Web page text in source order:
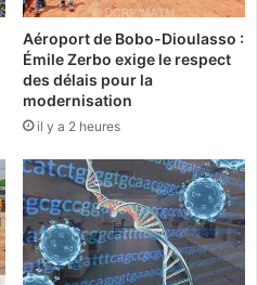
Aéroport de Bobo-Dioulasso :
Émile Zerbo exige le respect
des délais pour la
modernisation
il y a 2 heures